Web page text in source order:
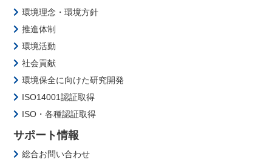
環境理念・環境方針
推進体制
環境活動
社会貢献
環境保全に向けた研究開発
ISO14001認証取得
ISO・各種認証取得
サポート情報
総合お問い合わせ